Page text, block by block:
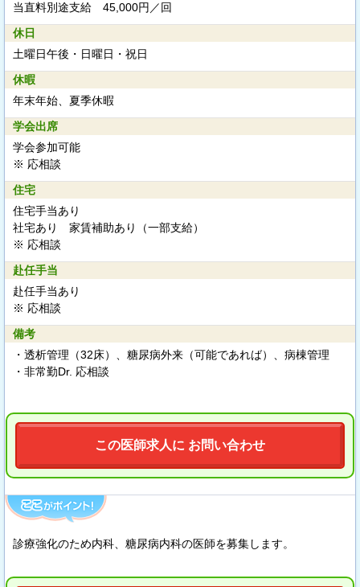
当直料別途支給
45,000円／回
休日
土曜日午後・日曜日・祝日
休暇
年末年始、夏季休暇
学会出席
学会参加可能
※ 応相談
住宅
住宅手当あり
社宅あり 家賃補助あり（一部支給）
※ 応相談
赴任手当
赴任手当あり
※ 応相談
備考
・透析管理（32床）、糖尿病外来（可能であれば）、病棟管理
・非常勤Dr. 応相談
この医師求人に お問い合わせ
診療強化のため内科、糖尿病内科の医師を募集します。